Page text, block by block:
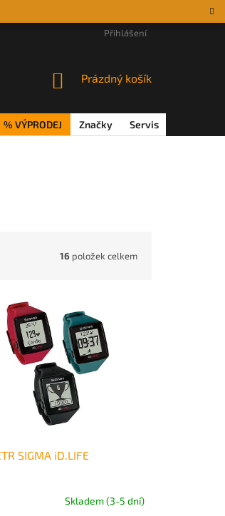
VĚRNOSTNÍ PROGRAM
Přihlášení
NÁKUPNÍ
Prázdný košík
% VÝPRODEJ Značky Servis
16 položek celkem
SIGMA iD.LIFE
Skladem (3-5 dní)